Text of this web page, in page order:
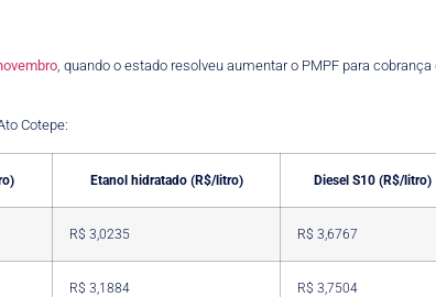
, quando o estado resolveu aumentar o PMPF para
Cotepe:
Etanol hidratado (R$/litro) Diesel S10 (R$/litro)
R$ 3,0235 R$ 3,6767
R$ 3,1884 R$ 3,7504